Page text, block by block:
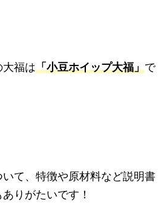
大福は「小豆ホイップ大福」で
て、特徴や原材料など説明書
りがたいです！